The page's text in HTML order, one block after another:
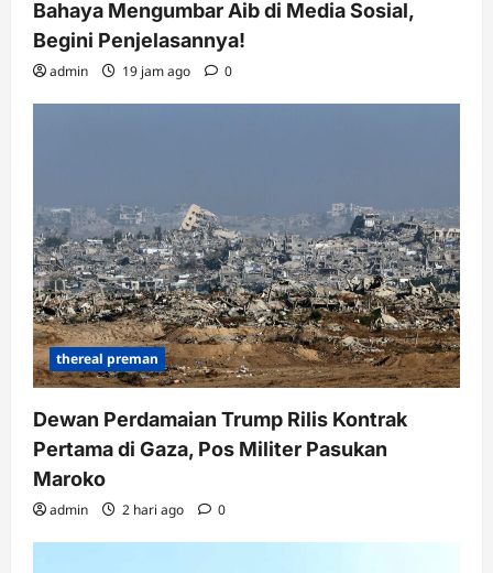
Bahaya Mengumbar Aib di Media Sosial,
Begini Penjelasannya!
admin 19 jam ago 0
thereal preman
Dewan Perdamaian Trump Rilis Kontrak
Pertama di Gaza, Pos Militer Pasukan
Maroko
admin 2 hari ago 0